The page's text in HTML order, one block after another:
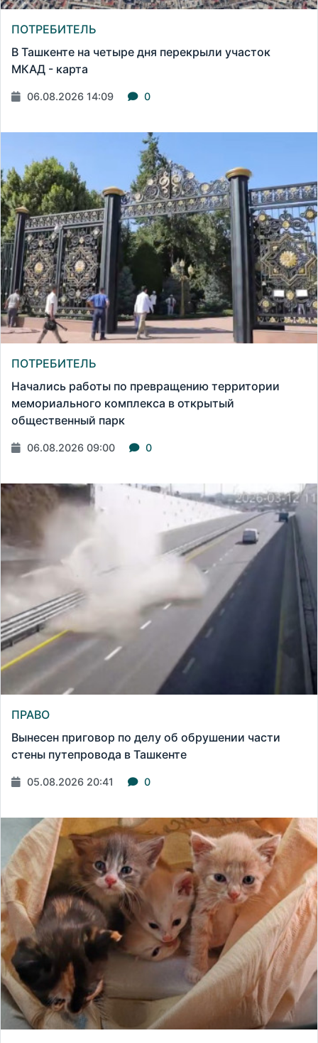
ПОТРЕБИТЕЛЬ
В Ташкенте на четыре дня перекрыли участок
МКАД - карта
06.08.2026 14:09 0
ПОТРЕБИТЕЛЬ
Начались работы по превращению территории
мемориального комплекса в открытый
общественный парк
06.08.2026 09:00 0
ПРАВО
Вынесен приговор по делу об обрушении части
стены путепровода в Ташкенте
05.08.2026 20:41 0